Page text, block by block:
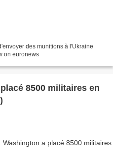
des munitions à l'Ukraine
on euronews
8500 militaires en